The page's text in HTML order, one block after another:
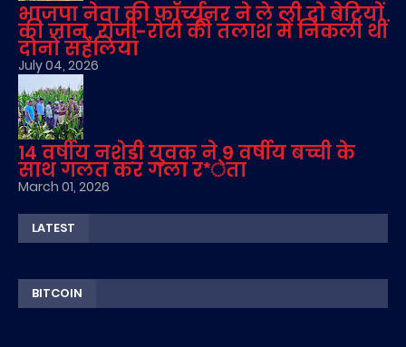
भाजपा नेता की फॉर्च्यूनर ने ले ली दो बेटियों
की जान, रोजी-रोटी की तलाश में निकली थीं
दोनों सहेलियां
July 04, 2026
14 वर्षीय नशेड़ी युवक ने 9 वर्षीय बच्ची के
साथ गलत कर गला र*ेता
March 01, 2026
LATEST
BITCOIN